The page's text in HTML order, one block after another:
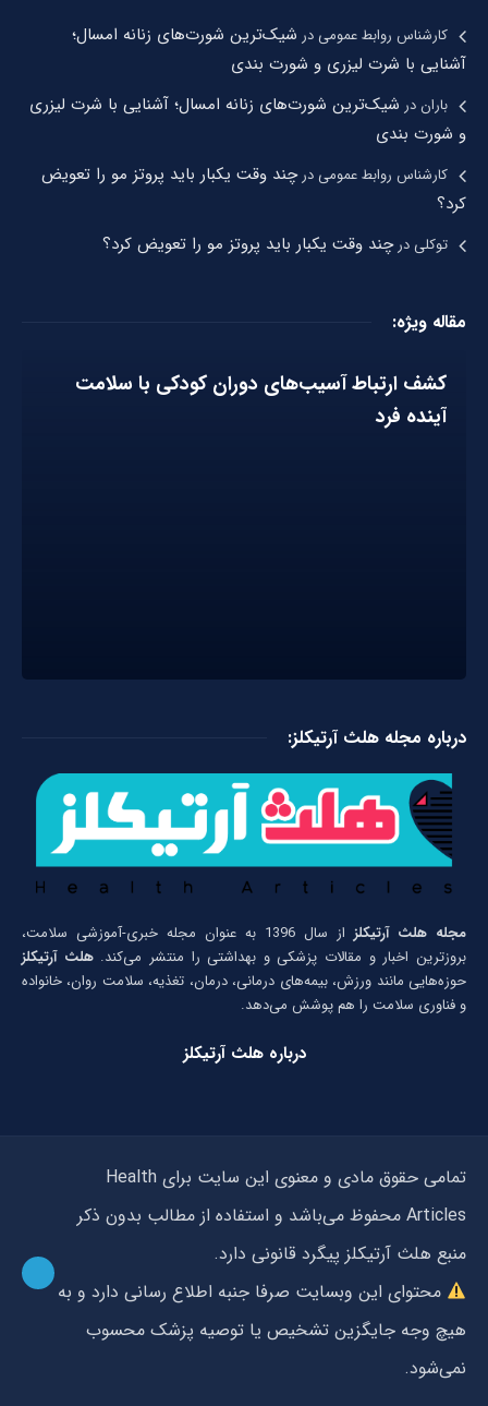
کارشناس روابط عمومیدر شیک‌ترین شورت‌های زنانه امسال؛
آشنایی با شرت لیزری و شورت بندی
باراندر شیک‌ترین شورت‌های زنانه امسال؛ آشنایی با شرت لیزری
و شورت بندی
کارشناس روابط عمومیدرچند وقت یکبار باید پروتز مو را تعویض
کرد؟
توکلیدرچند وقت یکبار باید پروتز مو را تعویض کرد؟
مقاله ویژه:
کشف ارتباط آسیب‌های دوران کودکی با سلامت
آینده فرد
درباره مجله هلث آرتیکلز:
مجله هلث آرتیکلز
از سال 1396 به عنوان مجله خبری-آموزشی سلامت،
بروزترین اخبار و مقالات پزشکی و بهداشتی را منتشر می‌کند.هلث آرتیکلز
حوزه‌هایی مانند ورزش، بیمه‌های درمانی، درمان، تغذیه، سلامت روان، خانواده
و فناوری سلامت را هم پوشش می‌دهد.
درباره هلث آرتیکلز
تمامی حقوق مادی و معنوی این سایت برای Health
Articles محفوظ می‌باشد و استفاده از مطالب بدون ذکر
منبع هلث آرتیکلز پیگرد قانونی دارد.
محتوای این وبسایت صرفا جنبه اطلاع رسانی دارد و به
هیچ وجه جایگزین تشخیص یا توصیه پزشک محسوب
نمی‌شود.